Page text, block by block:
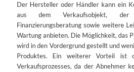
Der Hersteller oder Händler kann ein
aus dem Verkaufsobjekt, der
Finanzierungsberatung sowie weitere
Wartung anbieten. Die Möglichkeit, das
wird in den Vordergrund gestellt und
Produktes. Ein weiterer Vorteil ist
Verkaufsprozesses, da der Abnehmer